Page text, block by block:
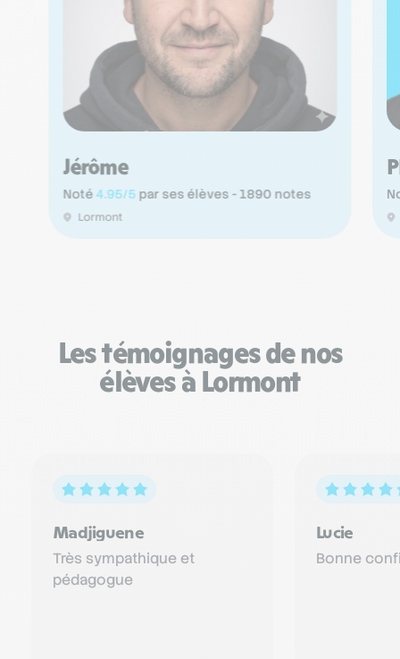
Jérôme
Noté 4.95/5 par ses élèves - 1890 notes
Lormont
Les témoignages de nos
élèves à Lormont
Madjiguene
Très sympathique et
pédagogue
Lucie
Bonne